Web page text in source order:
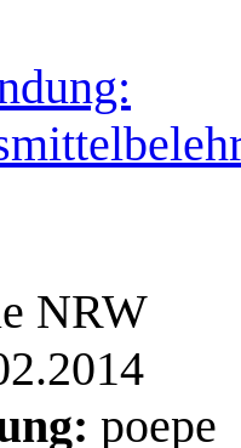
NRW
poepe